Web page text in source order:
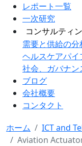
レポート一覧
一次研究
コンサルティ
需要と供給の分
ヘルスケアパ
社会、ガバナン
ブログ
会社概要
コンタクト
ホーム
ICT and
Aviation